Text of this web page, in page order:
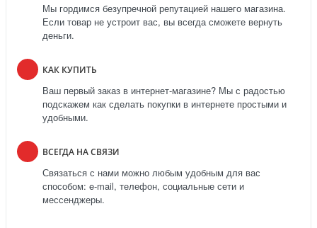
Мы гордимся безупречной репутацией нашего магазина.
Если товар не устроит вас, вы всегда сможете вернуть
деньги.
КАК КУПИТЬ
Ваш первый заказ в интернет-магазине? Мы с радостью
подскажем как сделать покупки в интернете простыми и
удобными.
ВСЕГДА НА СВЯЗИ
Связаться с нами можно любым удобным для вас
способом: e-mail, телефон, социальные сети и
мессенджеры.